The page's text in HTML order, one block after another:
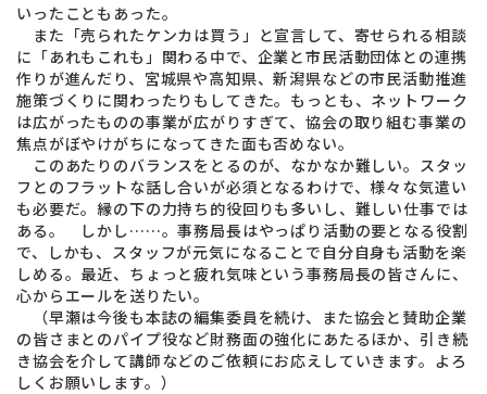
いったこともあった。
また「売られたケンカは買う」と宣言して、寄せられる相談
に「あれもこれも」関わる中で、企業と市民活動団体との連携
作りが進んだり、宮城県や高知県、新潟県などの市民活動推進
施策づくりに関わったりもしてきた。もっとも、ネットワーク
は広がったものの事業が広がりすぎて、協会の取り組む事業の
焦点がぼやけがちになってきた面も否めない。
このあたりのバランスをとるのが、なかなか難しい。スタッ
フとのフラットな話し合いが必須となるわけで、様々な気遣い
も必要だ。縁の下の力持ち的役回りも多いし、難しい仕事では
ある。 しかし……。事務局長はやっぱり活動の要となる役割
で、しかも、スタッフが元気になることで自分自身も活動を楽
しめる。最近、ちょっと疲れ気味という事務局長の皆さんに、
心からエールを送りたい。
（早瀬は今後も本誌の編集委員を続け、また協会と賛助企業
の皆さまとのパイプ役など財務面の強化にあたるほか、引き続
き協会を介して講師などのご依頼にお応えしていきます。よろ
しくお願いします。）